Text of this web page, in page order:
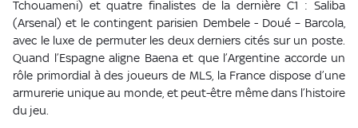
Tchouameni) et quatre finalistes de la dernière C1 : Saliba
(Arsenal) et le contingent parisien Dembele - Doué – Barcola,
avec le luxe de permuter les deux derniers cités sur un poste.
Quand l’Espagne aligne Baena et que l’Argentine accorde un
rôle primordial à des joueurs de MLS, la France dispose d’une
armurerie unique au monde, et peut-être même dans l’histoire
du jeu.